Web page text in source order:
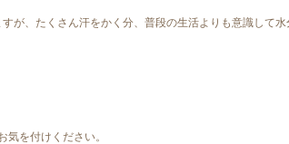
が、たくさん汗をかく分、普段の生活よりも意識して水
を付けください。